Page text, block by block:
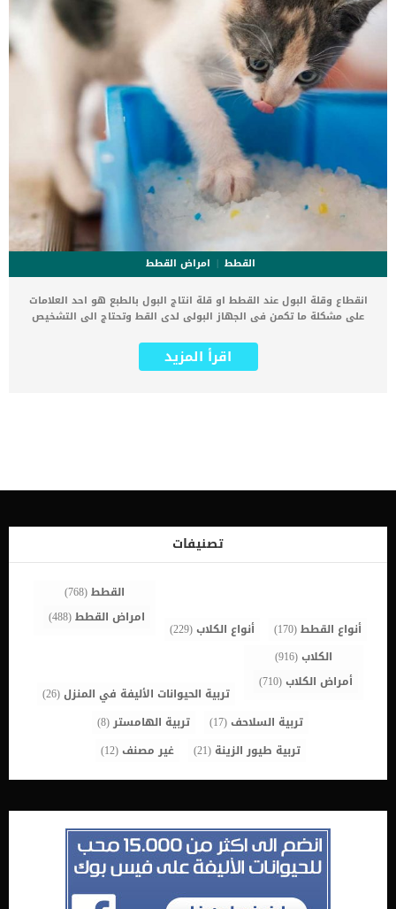
القطط
امراض القطط
انقطاع وقلة البول عند القطط او قلة انتاج البول بالطبع هو احد العلامات
على مشكلة ما تكمن فى الجهاز البولى لدى القط وتحتاج الى التشخيص
لحالة ينتج فيها الجسم كمية صغيرة بشكل غير طبيعي من البول اى
بمعدل إنتاج بول أقل من 0.25 ملليلتر لكل كيلوجرام في الساعة. اما
لعدد من العوامل. قد ينجم انقطاع البول عن مرض في الكلى، أو انسداد
علامة على حالة اخرى اساسية الا انها ترتبط بعلامات مرضية اخرى لتساعد
على التشحيص. علامات انقطاع وقلة البول عند القطط بشكل عام، من
الأعراض الرئيسية لقلة البول أو انقطاع البول […]
اقرأ المزيد
تصنيفات
أنواع القطط(170) أنواع الكلاب(229)
القطط(768)
امراض القطط(488)
الكلاب(916)
أمراض الكلاب(710)
تربية الحيوانات الأليفة في المنزل(26)
تربية السلاحف(17) تربية الهامستر(8)
تربية طيور الزينة (21) غير مصنف(12)